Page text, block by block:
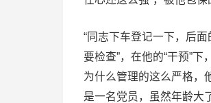
“同志下车登记一下，后
要检查”，在他的“干预”
为什么管理的这么严格，
是一名党员，虽然年龄大